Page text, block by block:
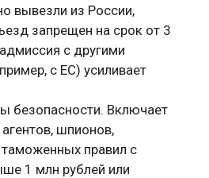
вывезли из России,
запрещен на срок от 3
с другими
с ЕС) усиливает
безопасности. Включает
шпионов,
правил с
1 млн рублей или